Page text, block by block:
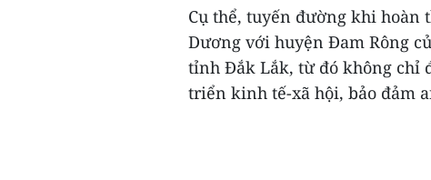
Cụ thể, tuyến đường khi hoàn
Dương với huyện Đam Rông
tỉnh Đắk Lắk, từ đó không chỉ
triển kinh tế-xã hội, bảo đảm